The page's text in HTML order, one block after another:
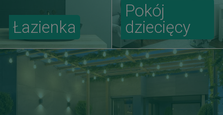
Łazienka
Pokój
dziecięcy